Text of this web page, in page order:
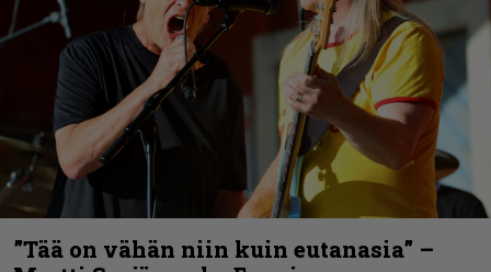
”Tää on vähän niin kuin eutanasia” –